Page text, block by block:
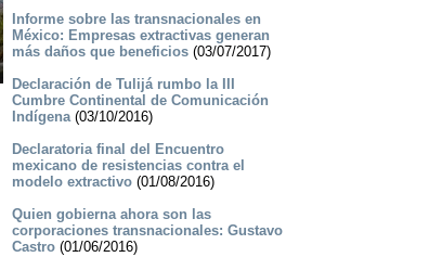
Informe sobre las transnacionales en
México: Empresas extractivas generan
más daños que beneficios(03/07/2017)
Declaración de Tulijá rumbo la III
Cumbre Continental de Comunicación
Indígena(03/10/2016)
Declaratoria final del Encuentro
mexicano de resistencias contra el
modelo extractivo(01/08/2016)
Quien gobierna ahora son las
corporaciones transnacionales: Gustavo
Castro(01/06/2016)